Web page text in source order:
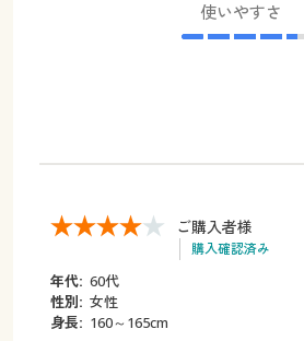
使いやすさ
ご購入者様
購入確認済み
年代: 60代
性別: 女性
身長: 160～165cm